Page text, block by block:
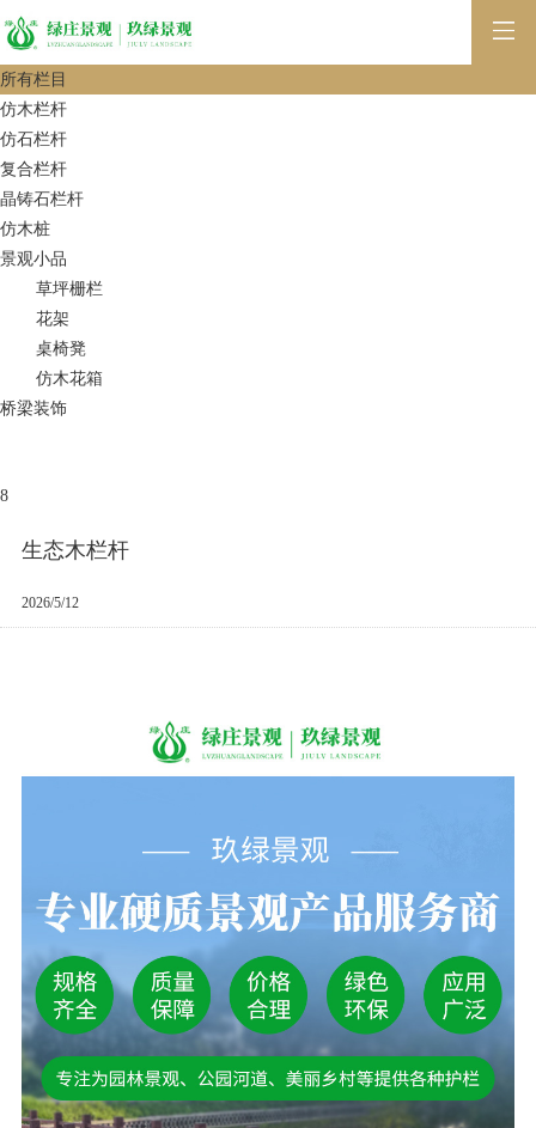
所有栏目
仿木栏杆
仿石栏杆
复合栏杆
晶铸石栏杆
仿木桩
景观小品
草坪栅栏
花架
桌椅凳
仿木花箱
桥梁装饰
8
生态木栏杆
2026/5/12